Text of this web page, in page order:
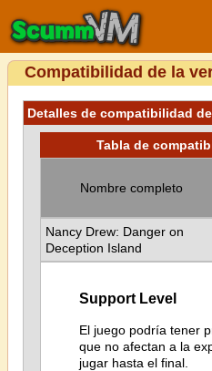
Compatibilidad de la
Detalles de compatibilidad
Tabla de
Nombre completo
Nancy Drew: Danger on
Deception Island
Support Level
El juego podría tener
que no afectan a la
jugar hasta el final.